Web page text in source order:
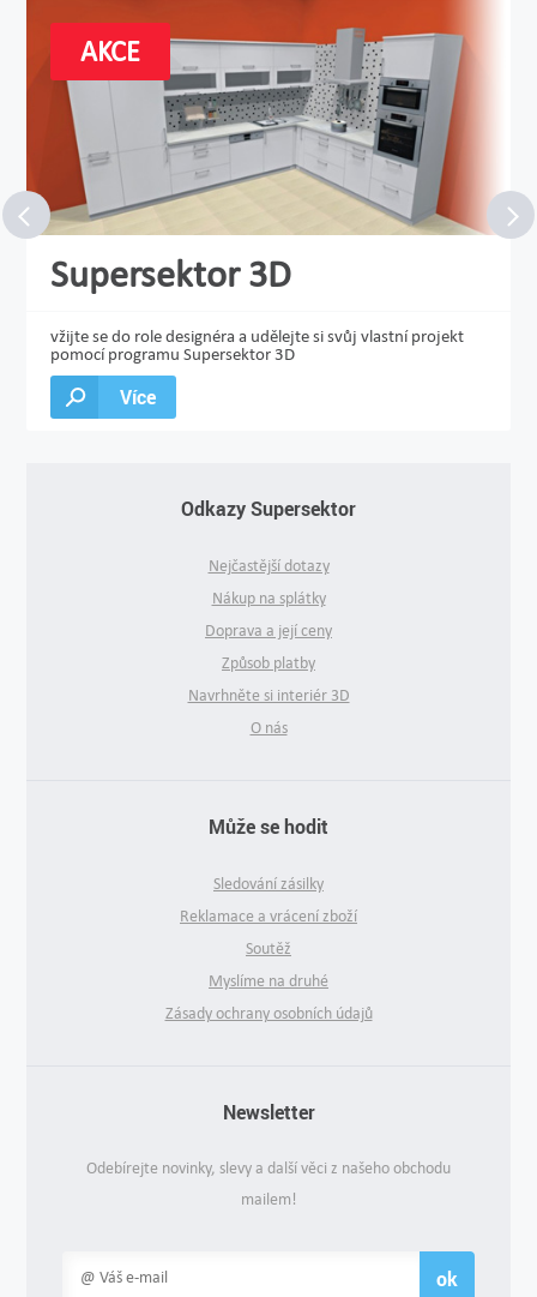
AKCE
Supersektor 3D
vžijte se do role designéra a udělejte si svůj vlastní projekt
pomocí programu Supersektor 3D
Více
Odkazy Supersektor
Nejčastější dotazy
Nákup na splátky
Doprava a její ceny
Způsob platby
Navrhněte si interiér 3D
O nás
Může se hodit
Sledování zásilky
Reklamace a vrácení zboží
Soutěž
Myslíme na druhé
Zásady ochrany osobních údajů
Newsletter
Odebírejte novinky, slevy a další věci z našeho obchodu
mailem!
ok